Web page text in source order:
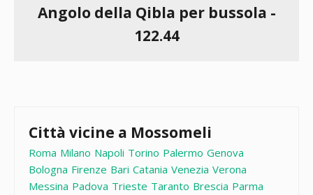
Angolo della Qibla per bussola -
122.44
Città vicine a Mossomeli
Roma Milano Napoli Torino Palermo Genova
Bologna Firenze Bari Catania Venezia Verona
Messina Padova Trieste Taranto Brescia Parma